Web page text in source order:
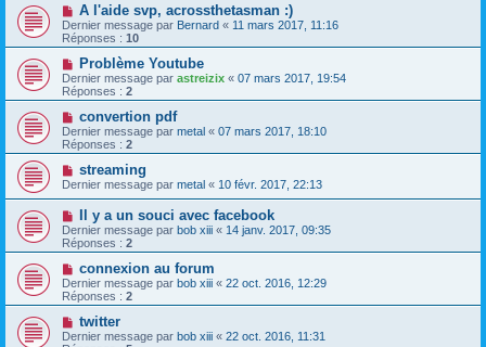
A l'aide svp, acrossthetasman :)
Dernier message par Bernard « 11 mars 2017, 11:16
Réponses : 10
Problème Youtube
Dernier message par astreizix « 07 mars 2017, 19:54
Réponses : 2
convertion pdf
Dernier message par metal « 07 mars 2017, 18:10
Réponses : 2
streaming
Dernier message par metal « 10 févr. 2017, 22:13
Il y a un souci avec facebook
Dernier message par bob xiii « 14 janv. 2017, 09:35
Réponses : 2
connexion au forum
Dernier message par bob xiii « 22 oct. 2016, 12:29
Réponses : 2
twitter
Dernier message par bob xiii « 22 oct. 2016, 11:31